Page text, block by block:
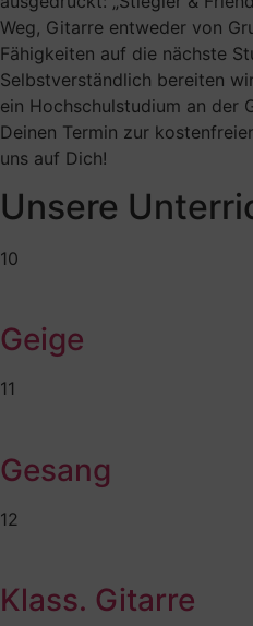
Weg, Gitarre entweder von
Fähigkeiten auf die nächste
Selbstverständlich bereiten
ein Hochschulstudium an der
Deinen Termin zur
uns auf Dich!
Unsere
10
Geige
11
Gesang
12
Klass. Gitarre